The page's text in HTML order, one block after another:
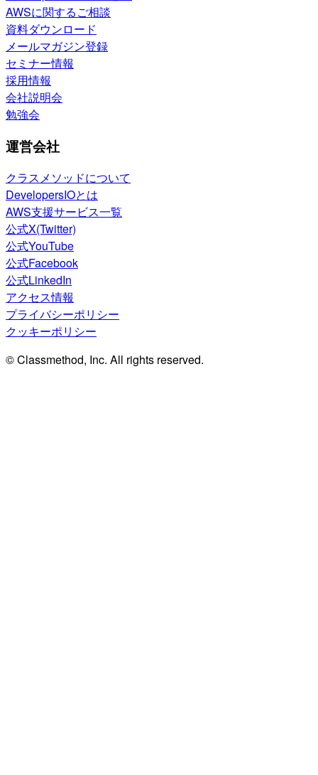
AWSに関するご相談
資料ダウンロード
メールマガジン登録
セミナー情報
採用情報
会社説明会
勉強会
運営会社
クラスメソッドについて
DevelopersIOとは
AWS支援サービス一覧
公式X(Twitter)
公式YouTube
公式Facebook
公式LinkedIn
アクセス情報
プライバシーポリシー
クッキーポリシー
© Classmethod, Inc. All rights reserved.